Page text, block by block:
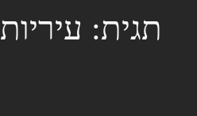
תגית: עיריות